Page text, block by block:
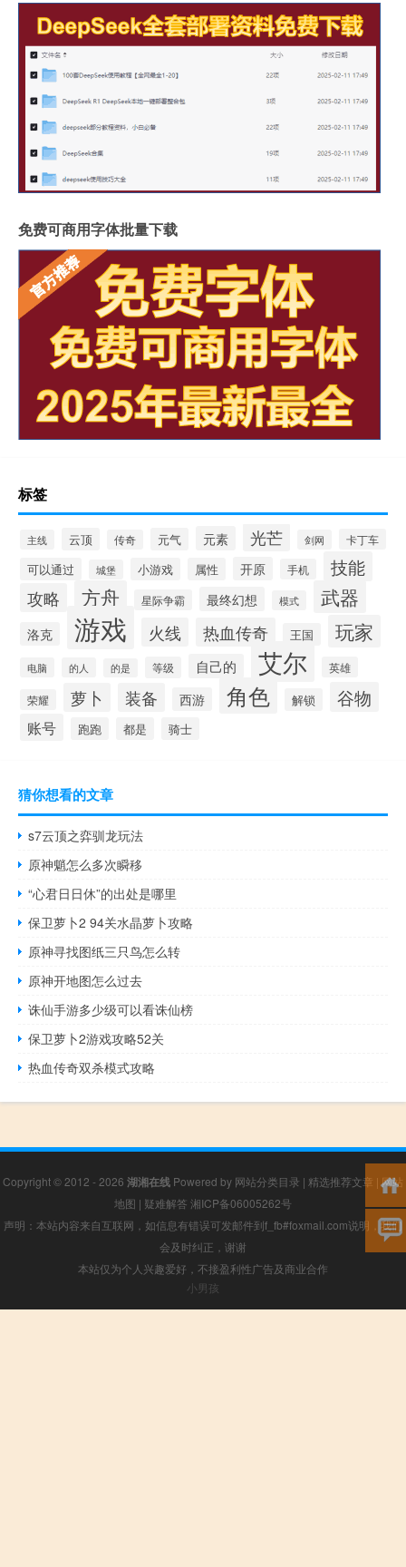
免费可商用字体批量下载
标签
主线 云顶 传奇 元气 元素 光芒 剑网 卡丁车
可以通过 城堡 小游戏 属性 开原 手机 技能
攻略 方舟 星际争霸 最终幻想 模式 武器
洛克 游戏 火线 热血传奇 王国 玩家
电脑 的人 的是 等级 自己的 艾尔 英雄
荣耀 萝卜 装备 西游 角色 解锁 谷物
账号 跑跑 都是 骑士
猜你想看的文章
s7云顶之弈驯龙玩法
原神魈怎么多次瞬移
“心君日日休”的出处是哪里
保卫萝卜2 94关水晶萝卜攻略
原神寻找图纸三只鸟怎么转
原神开地图怎么过去
诛仙手游多少级可以看诛仙榜
保卫萝卜2游戏攻略52关
热血传奇双杀模式攻略
Copyright © 2012 - 2026 湖湘在线 Powered by 网站分类目录 | 精选推荐文章 |网站
地图 | 疑难解答 湘ICP备06005262号
声明：本站内容来自互联网，如信息有错误可发邮件到f_fb#foxmail.com说明，我们
会及时纠正，谢谢
本站仅为个人兴趣爱好，不接盈利性广告及商业合作
小男孩